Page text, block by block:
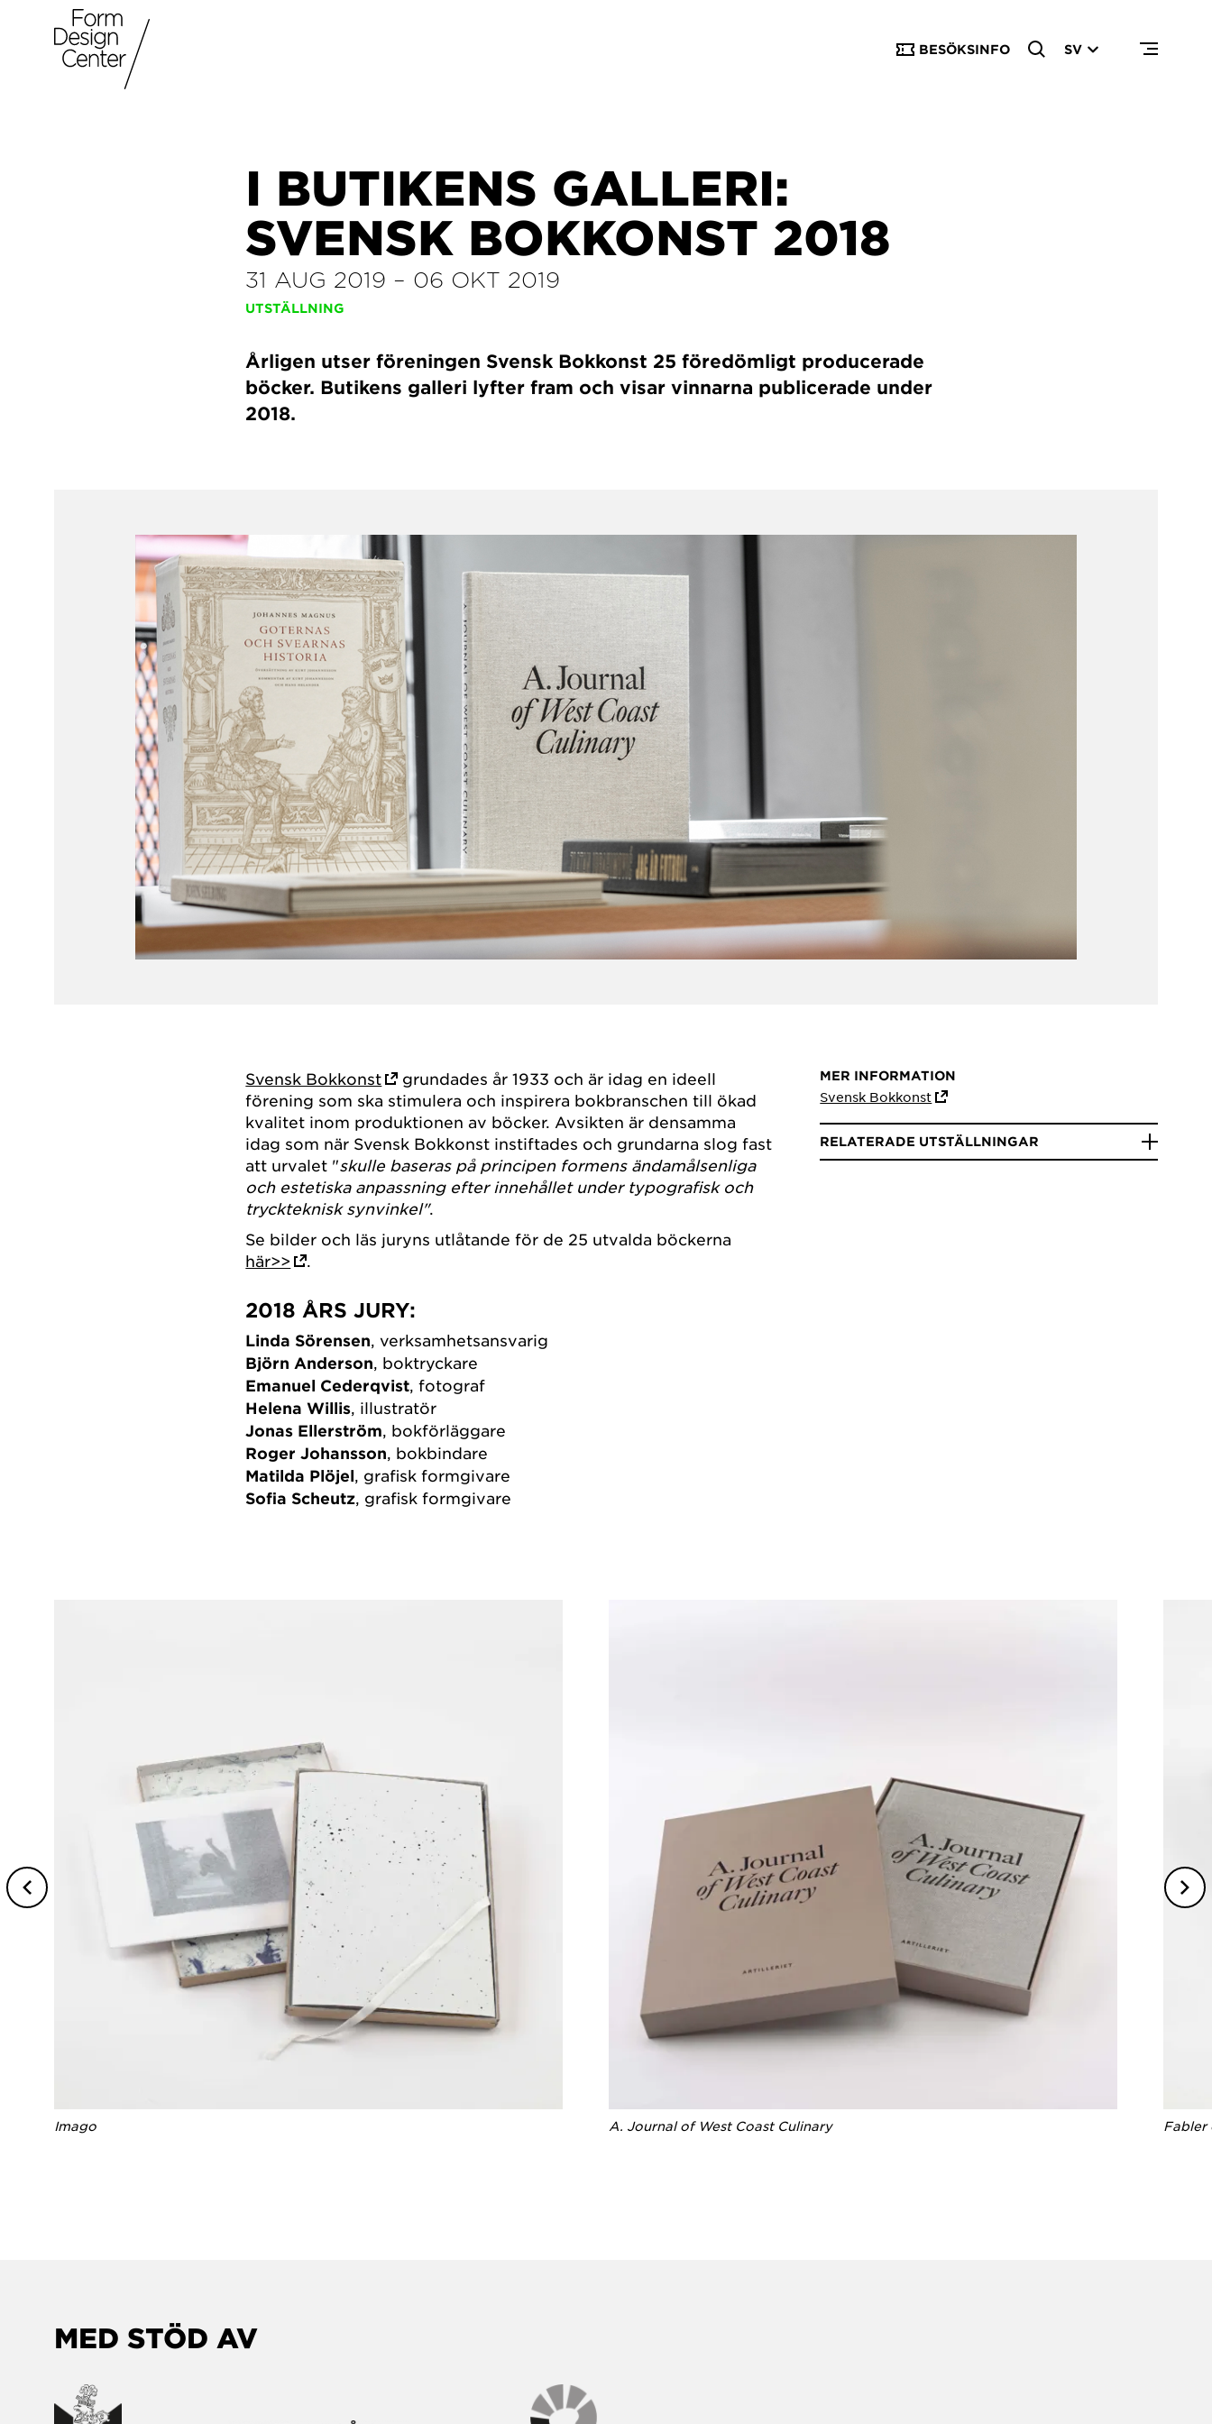
BESÖKSINFO SV
I BUTIKENS GALLERI:
SVENSK BOKKONST 2018
31 AUG 2019 – 06 OKT 2019
UTSTÄLLNING
Årligen utser föreningen Svensk Bokkonst 25 föredömligt producerade
böcker. Butikens galleri lyfter fram och visar vinnarna publicerade under
2018.
Svensk Bokkonst
grundades år 1933 och är idag en ideell
förening som ska stimulera och inspirera bokbranschen till ökad
kvalitet inom produktionen av böcker. Avsikten är densamma
idag som när Svensk Bokkonst instiftades och grundarna slog fast
att urvalet "skulle baseras på principen formens ändamålsenliga
och estetiska anpassning efter innehållet under typografisk och
tryckteknisk synvinkel".
Se bilder och läs juryns utlåtande för de 25 utvalda böckerna
här>>
2018 ÅRS JURY:
Linda Sörensen, verksamhetsansvarig
Björn Anderson, boktryckare
Emanuel Cederqvist, fotograf
Helena Willis, illustratör
Jonas Ellerström, bokförläggare
Roger Johansson, bokbindare
Matilda Plöjel, grafisk formgivare
Sofia Scheutz, grafisk formgivare
MER INFORMATION
Svensk Bokkonst
RELATERADE UTSTÄLLNINGAR
Imago A. Journal of West Coast Culinary Fabler
MED STÖD AV